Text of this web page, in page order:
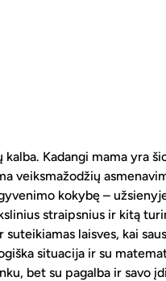
Kadangi mama yra
veiksmažodžių
kokybę –
straipsnius ir kitą
laisves, kai
situacija ir su
bet su pagalba ir savo